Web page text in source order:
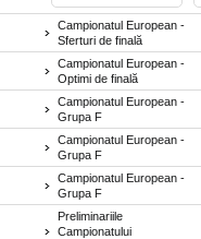
Campionatul European -
Sferturi de finală
Campionatul European -
Optimi de finală
Campionatul European -
Grupa F
Campionatul European -
Grupa F
Campionatul European -
Grupa F
Preliminariile
Campionatului